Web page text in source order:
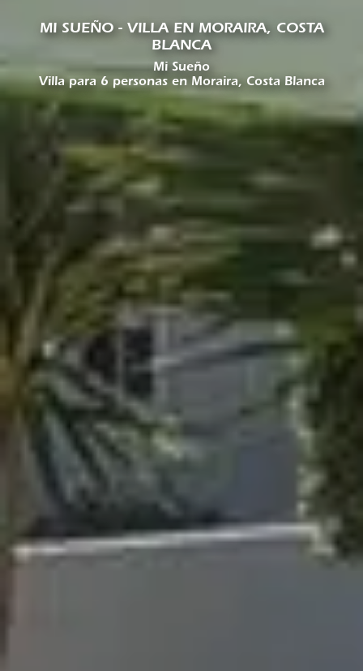
MI SUEÑO - VILLA EN MORAIRA, COSTA
BLANCA
Mi Sueño
Villa para 6 personas en Moraira, Costa Blanca